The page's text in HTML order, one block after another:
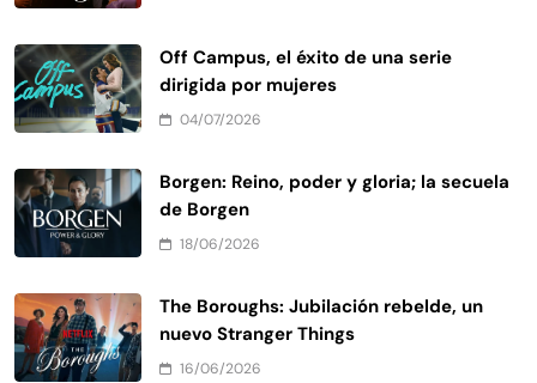
Off Campus, el éxito de una serie
dirigida por mujeres
04/07/2026
Borgen: Reino, poder y gloria; la secuela
de Borgen
18/06/2026
The Boroughs: Jubilación rebelde, un
nuevo Stranger Things
16/06/2026